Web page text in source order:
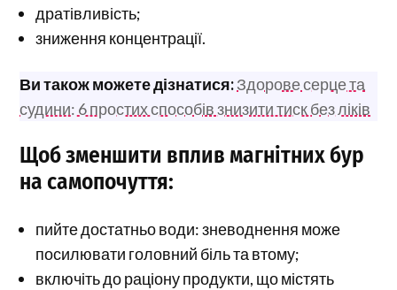
дратівливість;
зниження концентрації.
Ви також можете дізнатися:Здорове серце та
судини: 6 простих способів знизити тиск без ліків
Щоб зменшити вплив магнітних бур
на самопочуття:
пийте достатньо води: зневоднення може
посилювати головний біль та втому;
включіть до раціону продукти, що містять